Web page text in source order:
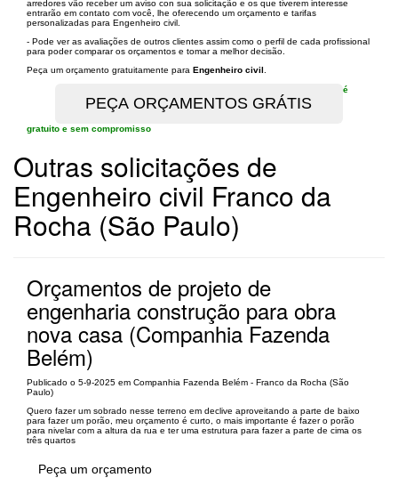
arredores vão receber um aviso con sua solicitação e os que tiverem interesse
entrarão em contato com você, lhe oferecendo um orçamento e tarifas
personalizadas para Engenheiro civil.
- Pode ver as avaliações de outros clientes assim como o perfil de cada profissional
para poder comparar os orçamentos e tomar a melhor decisão.
Peça um orçamento gratuitamente para Engenheiro civil
é
gratuito e sem compromisso
Outras solicitações de
Engenheiro civil Franco da
Rocha (São Paulo)
Orçamentos de projeto de
engenharia construção para obra
nova casa (Companhia Fazenda
Belém)
Publicado o 5-9-2025 em Companhia Fazenda Belém - Franco da Rocha (São
Paulo)
Quero fazer um sobrado nesse terreno em declive aproveitando a parte de baixo
para fazer um porão, meu orçamento é curto, o mais importante é fazer o porão
para nivelar com a altura da rua e ter uma estrutura para fazer a parte de cima os
três quartos
Peça um orçamento